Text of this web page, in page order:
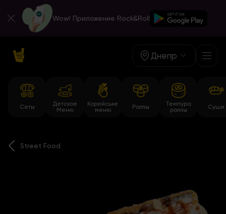
Wow! Приложение Rock&Roll
Днепр
Сеты
Детское
Меню
Корейське
меню
Роллы
Темпура
роллы
Суши
Street Food